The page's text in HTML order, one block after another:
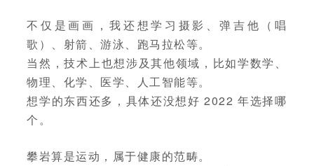
不仅是画画，我还想学习摄影、弹吉他（唱
歌）、射箭、游泳、跑马拉松等。
当然，技术上也想涉及其他领域，比如学数学、
物理、化学、医学、人工智能等。
想学的东西还多，具体还没想好 2022 年选择哪
个。
攀岩算是运动，属于健康的范畴。